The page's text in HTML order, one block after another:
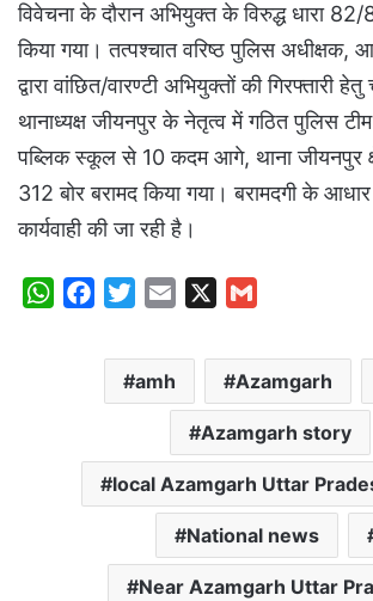
विवेचना के दौरान अभियुक्त के विरुद्ध धारा
किया गया। तत्पश्चात वरिष्ठ पुलिस अधीक्षक,
द्वारा वांछित/वारण्टी अभियुक्तों की
थानाध्यक्ष जीयनपुर के नेतृत्व में गठित पुलिस
पब्लिक स्कूल से 10 कदम आगे, थाना जीयनपुर
312 बोर बरामद किया गया। बरामदगी के
कार्यवाही की जा रही है।
W
c
o
k
i
t
r
a
l
a
i
l
amh Azamgarh
Azamgarh story
local Azamgarh Uttar
National news
Near Azamgarh Uttar